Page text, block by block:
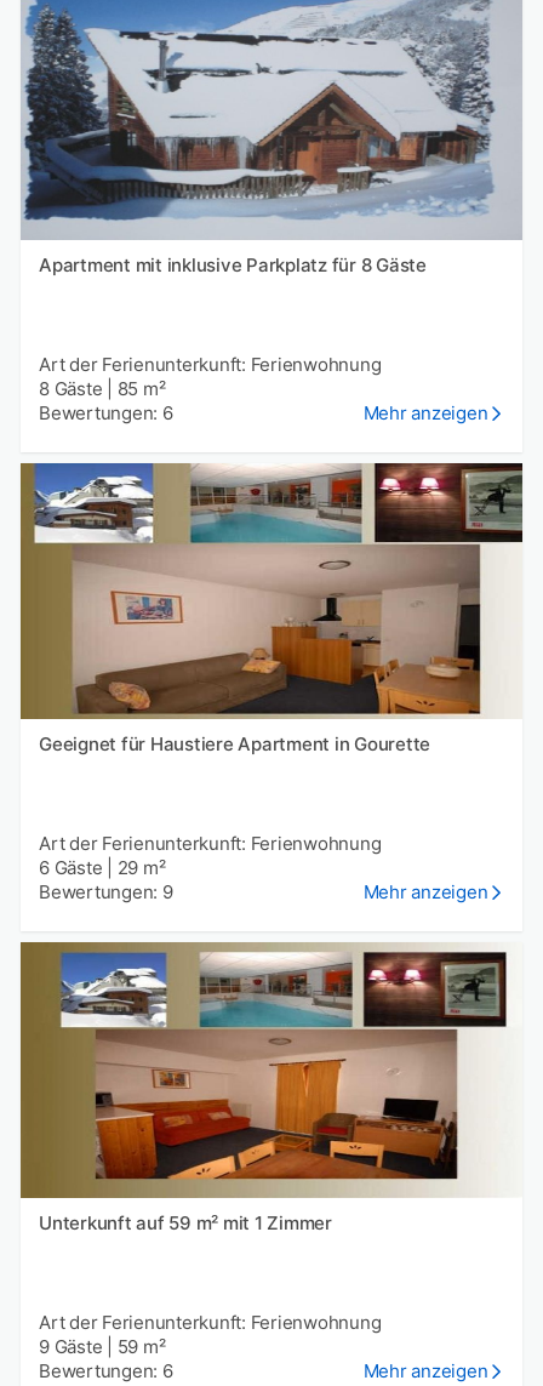
Apartment mit inklusive Parkplatz für 8 Gäste
Art der Ferienunterkunft: Ferienwohnung
8 Gäste
85 m²
Bewertungen: 6
Mehr anzeigen
Geeignet für Haustiere Apartment in Gourette
Art der Ferienunterkunft: Ferienwohnung
6 Gäste
29 m²
Bewertungen: 9
Mehr anzeigen
Unterkunft auf 59 m² mit 1 Zimmer
Art der Ferienunterkunft: Ferienwohnung
9 Gäste
59 m²
Bewertungen: 6
Mehr anzeigen